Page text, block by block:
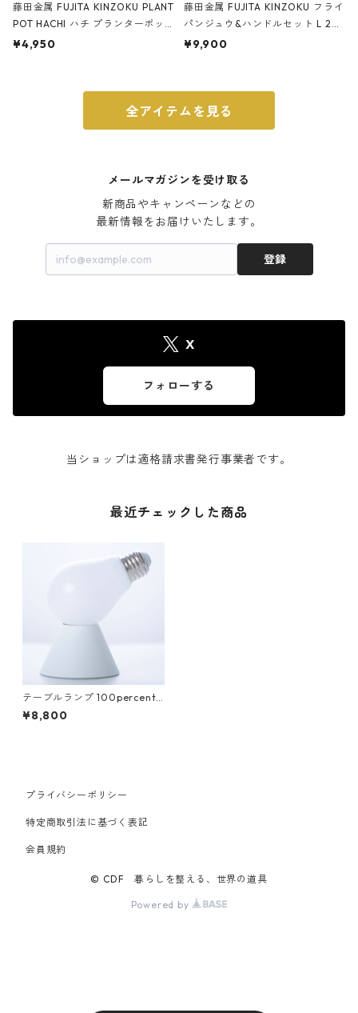
藤田金属 FUJITA KINZOKU PLANT
POT HACHI ハチ プランターポッ
ト 3号 ブラック
¥4,950
藤田金属 FUJITA KINZOKU フライ
パンジュウ&ハンドルセット L 24c
m ガス火・IH対応 鉄フライパン
¥9,900
全アイテムを見る
メールマガジンを受け取る
新商品やキャンペーンなどの
最新情報をお届けいたします。
登録
X
フォローする
当ショップは適格請求書発行事業者です。
最近チェックした商品
テーブルランプ 100percent 1
00% LAMP/LAMP Base LED
電球セット 100パーセント ラ
¥8,800
プライバシーポリシー
特定商取引法に基づく表記
会員規約
© CDF 暮らしを整える、世界の道具
Powered by